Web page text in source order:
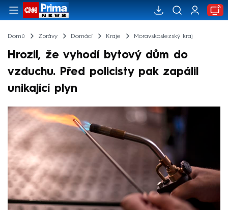
Domů Zprávy Domácí Kraje Moravskoslezský kraj
Hrozil, že vyhodí bytový dům do
vzduchu. Před policisty pak zapálil
unikající plyn